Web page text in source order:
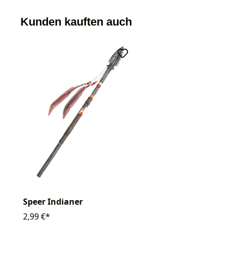
Kunden kauften auch
Speer Indianer
2,99 €*